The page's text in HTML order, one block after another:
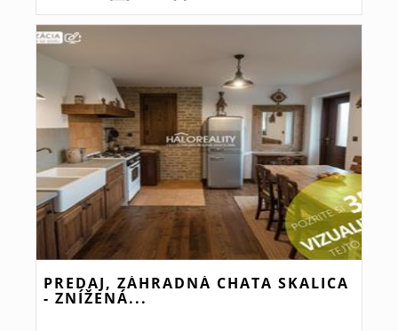
PREDAJ, ZÁHRADNÁ CHATA SKALICA
- ZNÍŽENÁ...